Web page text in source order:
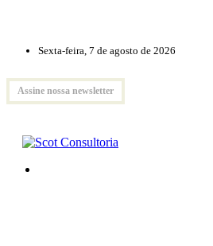
Sexta-feira, 7 de agosto de 2026
Assine nossa newsletter